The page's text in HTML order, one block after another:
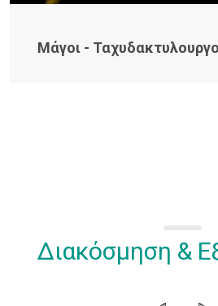
Μάγοι -
Διακόσμηση &